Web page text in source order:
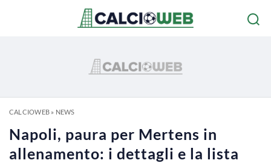
CALCIOWEB» NEWS
Napoli, paura per Mertens in
allenamento: i dettagli e la lista